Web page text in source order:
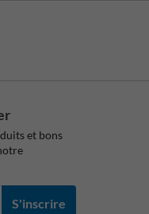
et bons
S'inscrire